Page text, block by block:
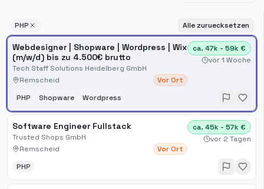
PHP Alle zuruecksetzen
Webdesigner | Shopware | Wordpress | Wix
(m/w/d) bis zu 4.500€ brutto
Tech Staff Solutions Heidelberg GmbH
Remscheid
Vor Ort
ca. 47k - 59k €
vor 1 Woche
PHP Shopware Wordpress
Software Engineer Fullstack
Trusted Shops GmbH
Remscheid
Vor Ort
ca. 45k - 57k €
vor 2 Tagen
PHP